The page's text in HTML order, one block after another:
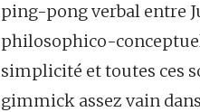
ping-pong verbal entre
philosophico-
simplicité et toutes ces
gimmick assez vain